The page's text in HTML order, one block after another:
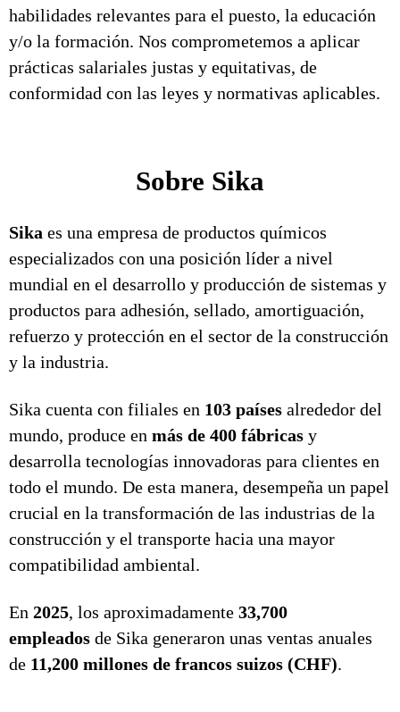
habilidades relevantes para el puesto, la educación
y/o la formación. Nos comprometemos a aplicar
prácticas salariales justas y equitativas, de
conformidad con las leyes y normativas aplicables.
Sobre Sika
Sika es una empresa de productos químicos
especializados con una posición líder a nivel
mundial en el desarrollo y producción de sistemas y
productos para adhesión, sellado, amortiguación,
refuerzo y protección en el sector de la construcción
y la industria.
Sika cuenta con filiales en 103 países alrededor del
mundo, produce en más de 400 fábricas y
desarrolla tecnologías innovadoras para clientes en
todo el mundo. De esta manera, desempeña un papel
crucial en la transformación de las industrias de la
construcción y el transporte hacia una mayor
compatibilidad ambiental.
En 2025, los aproximadamente 33,700
empleados de Sika generaron unas ventas anuales
de 11,200 millones de francos suizos (CHF).